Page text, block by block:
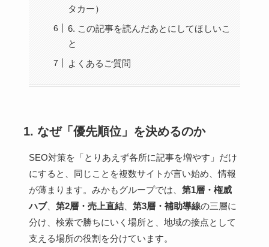
タカー）
6. この記事を読んだあとにしてほしいこ
と
よくあるご質問
1. なぜ「優先順位」を決めるのか
SEO対策を「とりあえず各所に記事を増やす」だけ
にすると、同じことを複数サイトが言い始め、情報
が薄まります。みかもグループでは、 第1層・権威
ハブ、 第2層・売上直結 第3層・補助導線の三層に
分け、検索で勝ちにいく場所と、地域の接点として
支える場所の役割を分けています。